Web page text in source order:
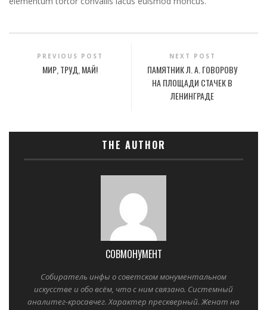
PREVIOUS POST
МИР, ТРУД, МАЙ!
NEXT POST
ПАМЯТНИК Л. А. ГОВОРОВУ
НА ПЛОЩАДИ СТАЧЕК В
ЛЕНИНГРАДЕ
THE AUTHOR
СОВМОНУМЕНТ
Собиратель инфы о советском монументальном
искусстве и обо всём, что с ним связано. Системный
аналитег-кросавчег. Характер прескверный. Женат на